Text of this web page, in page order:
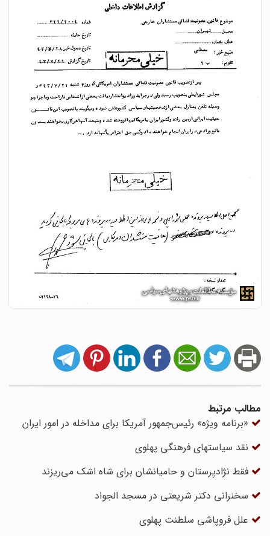
مطالب مرتبط
«برنامه ویژه» رئیس‌جمهور آمریکا برای مداخله در امور ایران
نقد سیاست‏های فرهنگی پهلوی
فقط نژادپرستان و حامیانشان برای شاه اشک می‌ریزند
سخنرانی دکتر شریعتی در مسجد الجواد
علل فروپاشی سلطنت پهلوی